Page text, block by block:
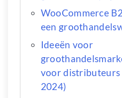
WooCommerce
een
Ideeën voor
voor
2024)